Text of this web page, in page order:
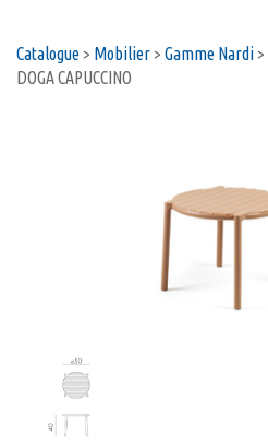
Catalogue> Mobilier> Gamme Nardi>
DOGA CAPUCCINO